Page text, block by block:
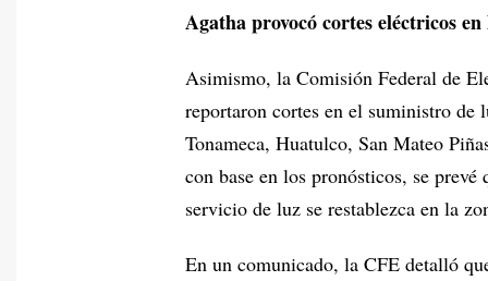
Agatha provocó cortes eléctricos
Asimismo, la Comisión Federal de
reportaron cortes en el suministro
Tonameca, Huatulco, San Mateo
con base en los pronósticos, se
servicio de luz se restablezca en la
En un comunicado, la CFE detalló